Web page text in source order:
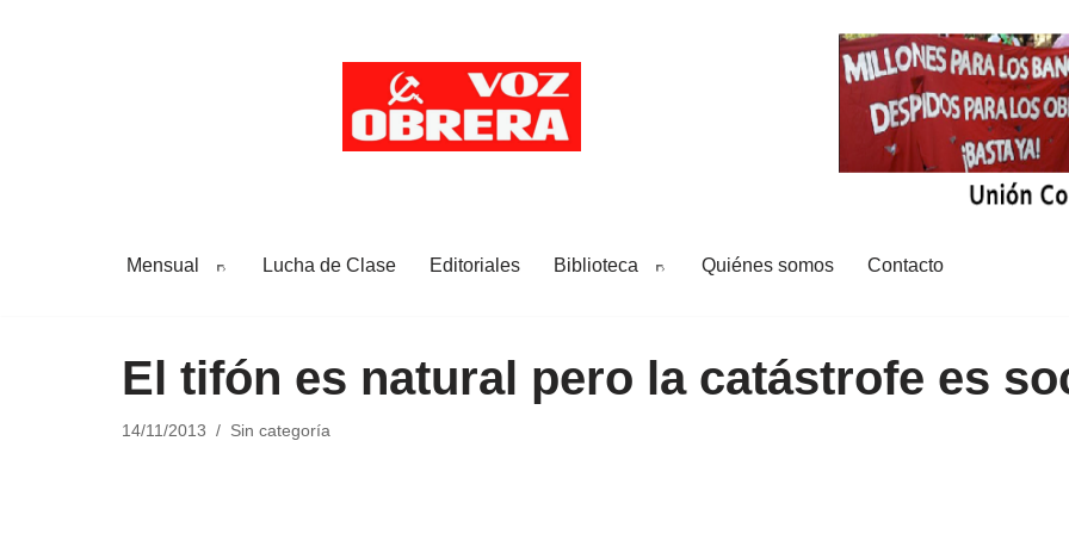
Mensual Lucha de Clase Editoriales Biblioteca Quiénes somos Contacto
El tifón es natural pero la catástrofe es
14/11/2013 Sin categoría